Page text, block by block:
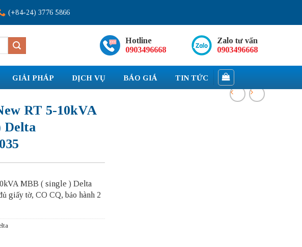
(+84-24) 3776 5866
Hotline
0903496668
Zalo tư vấn
0903496668
GIẢI PHÁP DỊCH VỤ BÁO GIÁ TIN TỨC
RT 5-10kVA
Delta
MBB ( single ) Delta
giấy tờ, CO CQ, bảo hành 2